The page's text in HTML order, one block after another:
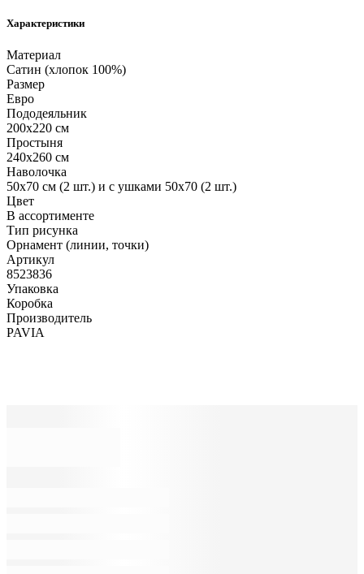
Характеристики
Материал
Сатин (хлопок 100%)
Размер
Евро
Пододеяльник
200х220 см
Простыня
240х260 см
Наволочка
50х70 см (2 шт.) и с ушками 50х70 (2 шт.)
Цвет
В ассортименте
Тип рисунка
Орнамент (линии, точки)
Артикул
8523836
Упаковка
Коробка
Производитель
PAVIA